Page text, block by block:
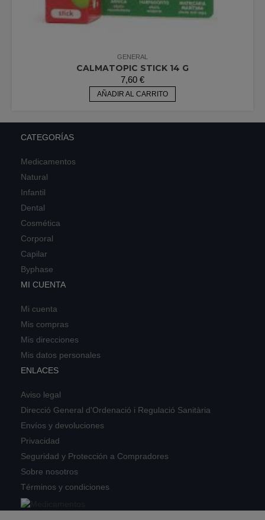
GENERAL
CALMATOPIC STICK 14 G
7,60 €
AÑADIR AL CARRITO
CATEGORÍAS
Medicamentos
Natural
Infantil
Dental
Cosmética
Corporal
Capilar
Byphase
MI CUENTA
Mi cuenta
Mis compras
Mis direcciones
Mis datos personales
ENLACES
Aviso legal
Direcció General d'Ordenació i Regulació Sanitària
Envíos y devoluciones
Privacidad
Seguridad y Protección a Compradores
Sobre nosotros
Términos y condiciones